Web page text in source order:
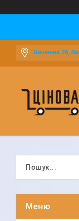
Вишнева 36,